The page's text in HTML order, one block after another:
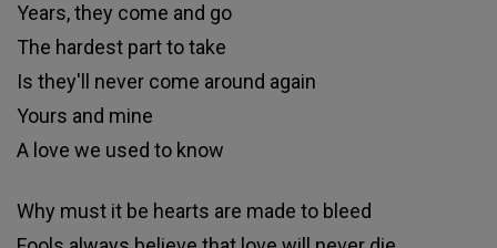
Years, they come and go
The hardest part to take
Is they'll never come around again
Yours and mine
A love we used to know
Why must it be hearts are made to bleed